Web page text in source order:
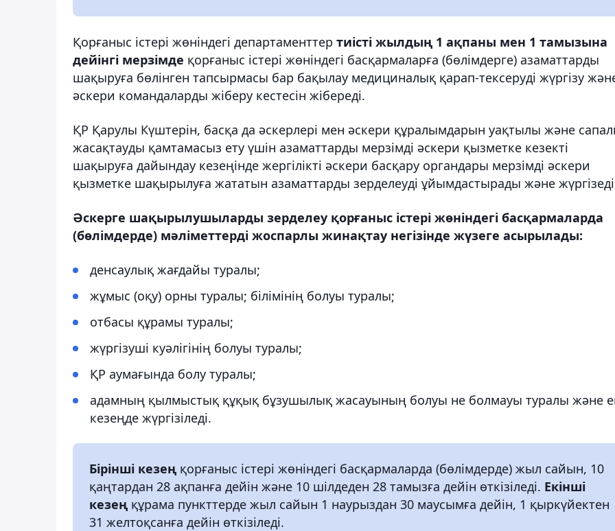
Қорғаныс істері жөніндегі департаменттер тиісті жылдың 1 ақпаны мен 1 тамызына
дейінгі мерзімде қорғаныс істері жөніндегі басқармаларға (бөлімдерге) азаматтарды
шақыруға бөлінген тапсырмасы бар бақылау медициналық қарап-тексеруді жүргізу
әскери командаларды жіберу кестесін жібереді.
ҚР Қарулы Күштерін, басқа да әскерлері мен әскери құралымдарын уақтылы және
жасақтауды қамтамасыз ету үшін азаматтарды мерзімді әскери қызметке кезекті
шақыруға дайындау кезеңінде жергілікті әскери басқару органдары мерзімді әскери
қызметке шақырылуға жататын азаматтарды зерделеуді ұйымдастырады және
Әскерге шақырылушыларды зерделеу қорғаныс істері жөніндегі басқармаларда
(бөлімдерде) мәліметтерді жоспарлы жинақтау негізінде жүзеге асырылады:
денсаулық жағдайы туралы;
жұмыс (оқу) орны туралы; білімінің болуы туралы;
отбасы құрамы туралы;
жүргізуші куәлігінің болуы туралы;
ҚР аумағында болу туралы;
адамның қылмыстық құқық бұзушылық жасауының болуы не болмауы туралы және
кезеңде жүргізіледі.
Бірінші кезең қорғаныс істері жөніндегі басқармаларда (бөлімдерде) жыл сайын, 10
қаңтардан 28 ақпанға дейін және 10 шілдеден 28 тамызға дейін өткізіледі. Екінші
кезең құрама пункттерде жыл сайын 1 наурыздан 30 маусымға дейін, 1 қыркүйектен
31 желтоқсанға дейін өткізіледі.